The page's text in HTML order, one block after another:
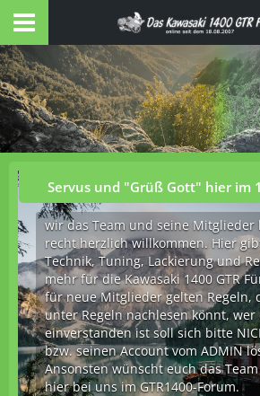
Servus und "Grüß Gott" hier im
wir das Team und seine Mitglieder
recht herzlich willkommen. Hier
Technik, Tuning, Lackierung und
mehr für die Kawasaki 1400 GTR
für neue Mitglieder gelten Regeln,
unter Regeln nachlesen könnt,
einverstanden ist soll sich bitte
bzw. seinen Account vom ADMIN
Ansonsten wünscht euch das
hier bei uns im GTR1400-Forum.